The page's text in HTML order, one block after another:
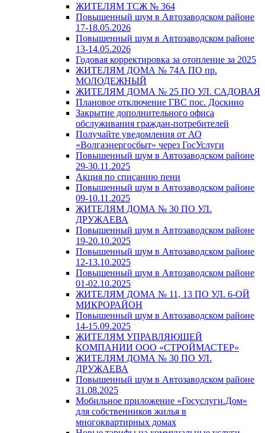
ЖИТЕЛЯМ ТСЖ № 364
Повышенный шум в Автозаводском районе
17-18.05.2026
Повышенный шум в Автозаводском районе
13-14.05.2026
Годовая корректировка за отопление за 2025
ЖИТЕЛЯМ ДОМА № 74А ПО пр.
МОЛОДЕЖНЫЙ
ЖИТЕЛЯМ ДОМА № 25 ПО УЛ. САДОВАЯ
Плановое отключение ГВС пос. Доскино
Закрытие дополнительного офиса
обслуживания граждан-потребителей
Получайте уведомления от АО
«Волгаэнергосбыт» через ГосУслуги
Повышенный шум в Автозаводском районе
29-30.11.2025
Акция по списанию пени
Повышенный шум в Автозаводском районе
09-10.11.2025
ЖИТЕЛЯМ ДОМА № 30 ПО УЛ.
ДРУЖАЕВА
Повышенный шум в Автозаводском районе
19-20.10.2025
Повышенный шум в Автозаводском районе
12-13.10.2025
Повышенный шум в Автозаводском районе
01-02.10.2025
ЖИТЕЛЯМ ДОМА № 11, 13 ПО УЛ. 6-ОЙ
МИКРОРАЙОН
Повышенный шум в Автозаводском районе
14-15.09.2025
ЖИТЕЛЯМ УПРАВЛЯЮЩЕЙ
КОМПАНИИ ООО «СТРОЙМАСТЕР»
ЖИТЕЛЯМ ДОМА № 30 ПО УЛ.
ДРУЖАЕВА
Повышенный шум в Автозаводском районе
31.08.2025
Мобильное приложение «Госуслуги.Дом»
для собственников жилья в
многоквартирных домах